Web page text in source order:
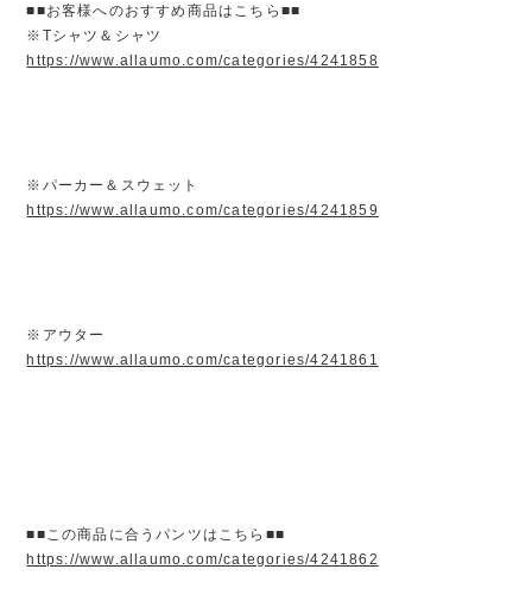
■■お客様へのおすすめ商品はこちら■■
※Tシャツ＆シャツ
https://www.allaumo.com/categories/4241858
※パーカー＆スウェット
https://www.allaumo.com/categories/4241859
※アウター
https://www.allaumo.com/categories/4241861
■■この商品に合うパンツはこちら■■
https://www.allaumo.com/categories/4241862